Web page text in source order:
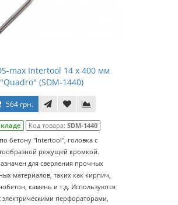
max Intertool 14 х 400 мм
"Quadro" (SDM-1440)
564 грн.
Код товара: SDM-1440
бетону "Intertool", головка с
режущей кромкой.
для сверления прочных
материалов, таких как кирпич,
камень и т.д. Используются
электрическими перфораторами,